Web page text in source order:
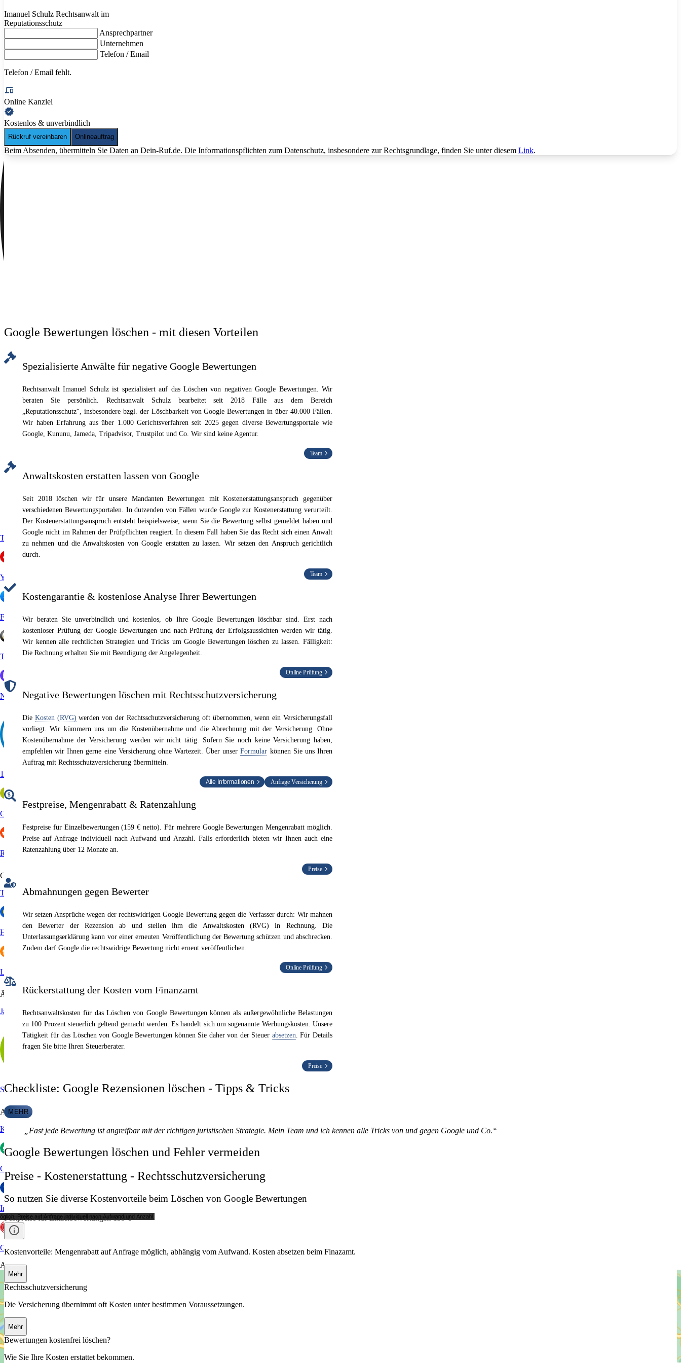
Trustpilot
Yelp
Facebook
Trustedshops
Nicelocal
11880
Golocal
Reddit
Gastronomie & Hotels
Tripadvisor
HolidayCheck
Lieferando
Ärzte
Jameda
Sanego
Arbeitgeberportale
Kununu
Glassdoor
Indeed
GoWork
Aktuelles
Imanuel Schulz Rechtsanwalt im
Reputationsschutz
Ansprechpartner
Unternehmen
Telefon / Email
Telefon / Email fehlt.
Online Kanzlei
Kostenlos & unverbindlich
Rückruf vereinbaren Onlineauftrag
Beim Absenden, übermitteln Sie Daten an Dein-Ruf.de. Die Informationspflichten zum Datenschutz, insbesondere zur Rechtsgrundlage, finden Sie unter diesem Link.
Google Bewertungen löschen - mit diesen Vorteilen
Spezialisierte Anwälte für negative Google Bewertungen
Rechtsanwalt Imanuel Schulz ist spezialisiert auf das Löschen von negativen Google Bewertungen. Wir
beraten Sie persönlich. Rechtsanwalt Schulz bearbeitet seit 2018 Fälle aus dem Bereich
„Reputationsschutz“, insbesondere bzgl. der Löschbarkeit von Google Bewertungen in über 40.000 Fällen.
Wir haben Erfahrung aus über 1.000 Gerichtsverfahren seit 2025 gegen diverse Bewertungsportale wie
Google, Kununu, Jameda, Tripadvisor, Trustpilot und Co. Wir sind keine Agentur.
Team
Anwaltskosten erstatten lassen von Google
Seit 2018 löschen wir für unsere Mandanten Bewertungen mit Kostenerstattungsanspruch gegenüber
verschiedenen Bewertungsportalen. In dutzenden von Fällen wurde Google zur Kostenerstattung verurteilt.
Der Kostenerstattungsanspruch entsteht beispielsweise, wenn Sie die Bewertung selbst gemeldet haben und
Google nicht im Rahmen der Prüfpflichten reagiert. In diesem Fall haben Sie das Recht sich einen Anwalt
zu nehmen und die Anwaltskosten von Google erstatten zu lassen. Wir setzen den Anspruch gerichtlich
durch.
Team
Kostengarantie & kostenlose Analyse Ihrer Bewertungen
Wir beraten Sie unverbindlich und kostenlos, ob Ihre Google Bewertungen löschbar sind. Erst nach
kostenloser Prüfung der Google Bewertungen und nach Prüfung der Erfolgsaussichten werden wir tätig.
Wir kennen alle rechtlichen Strategien und Tricks um Google Bewertungen löschen zu lassen. Fälligkeit:
Die Rechnung erhalten Sie mit Beendigung der Angelegenheit.
Online Prüfung
Negative Bewertungen löschen mit Rechtsschutzversicherung
Die Kosten (RVG) werden von der Rechtsschutzversicherung oft übernommen, wenn ein Versicherungsfall
vorliegt. Wir kümmern uns um die Kostenübernahme und die Abrechnung mit der Versicherung. Ohne
Kostenübernahme der Versicherung werden wir nicht tätig. Sofern Sie noch keine Versicherung haben,
empfehlen wir Ihnen gerne eine Versicherung ohne Wartezeit. Über unserFormular können Sie uns Ihren
Auftrag mit Rechtsschutzversicherung übermitteln.
Alle Informationen Anfrage Versicherung
Festpreise, Mengenrabatt & Ratenzahlung
Festpreise für Einzelbewertungen (159 € netto). Für mehrere Google Bewertungen Mengenrabatt möglich.
Preise auf Anfrage individuell nach Aufwand und Anzahl. Falls erforderlich bieten wir Ihnen auch eine
Ratenzahlung über 12 Monate an.
Preise
Abmahnungen gegen Bewerter
Wir setzen Ansprüche wegen der rechtswidrigen Google Bewertung gegen die Verfasser durch: Wir mahnen
den Bewerter der Rezension ab und stellen ihm die Anwaltskosten (RVG) in Rechnung. Die
Unterlassungserklärung kann vor einer erneuten Veröffentlichung der Bewertung schützen und abschrecken.
Zudem darf Google die rechtswidrige Bewertung nicht erneut veröffentlichen.
Online Prüfung
Rückerstattung der Kosten vom Finanzamt
Rechtsanwaltskosten für das Löschen von Google Bewertungen können als außergewöhnliche Belastungen
zu 100 Prozent steuerlich geltend gemacht werden. Es handelt sich um sogenannte Werbungskosten. Unsere
Tätigkeit für das Löschen von Google Bewertungen können Sie daher von der Steuer absetzen. Für Details
fragen Sie bitte Ihren Steuerberater.
Preise
Checkliste: Google Rezensionen löschen - Tipps & Tricks
MEHR
„Fast jede Bewertung ist angreifbar mit der richtigen juristischen Strategie. Mein Team und ich kennen alle Tricks von und gegen Google und Co.“
Google Bewertungen löschen und Fehler vermeiden
Preise - Kostenerstattung - Rechtsschutzversicherung
So nutzen Sie diverse Kostenvorteile beim Löschen von Google Bewertungen
Festpreise für Einzelbewertungen 159 €
Preise auf Anfrage individuell nach Aufwand und Anzahl.
Kostenvorteile: Mengenrabatt auf Anfrage möglich, abhängig vom Aufwand. Kosten absetzen beim Finazamt.
Mehr
Rechtsschutzversicherung
Die Versicherung übernimmt oft Kosten unter bestimmen Voraussetzungen.
Mehr
Bewertungen kostenfrei löschen?
Wie Sie Ihre Kosten erstattet bekommen.